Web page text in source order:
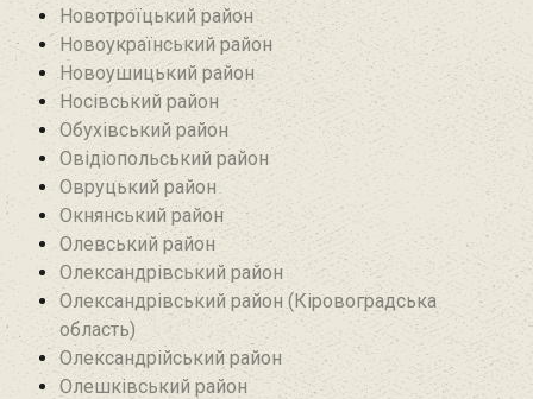
Новотроїцький район
Новоукраїнський район
Новоушицький район
Носівський район
Обухівський район
Овідіопольський район‎
Овруцький район‎
Окнянський район
Олевський район‎
Олександрівський район
Олександрівський район (Кіровоградська
область)
Олександрійський район
Олешківський район